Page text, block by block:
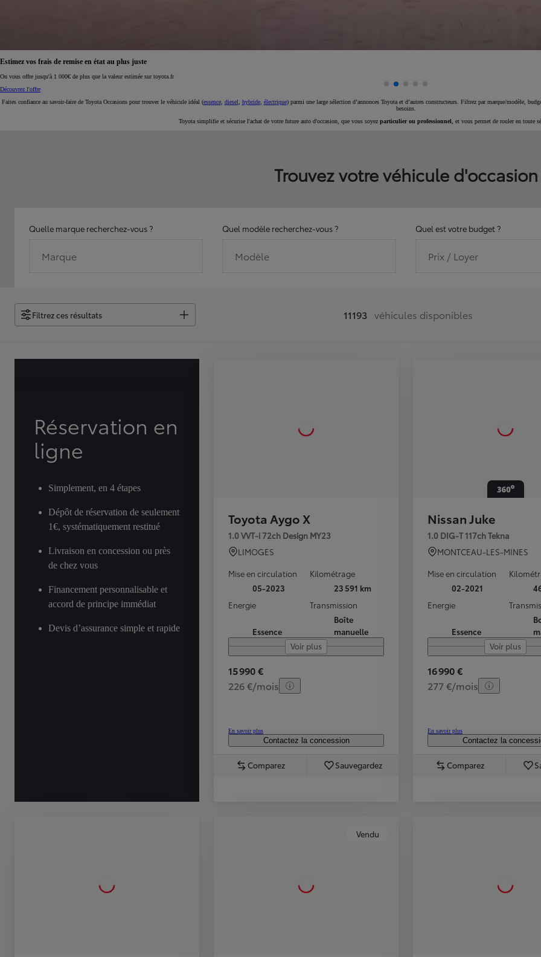
Estimez vos frais de remise en état au plus juste
On vous offre jusqu'à 1 000€ de plus que la valeur estimée sur toyota.fr
Découvrez l'offre
Faites confiance au savoir-faire de Toyota Occasions pour trouver le véhicule idéal (essence, diesel hybride, électrique) parmi une large sélection d’annonces Toyota et d’autres constructeurs. Filtrez par marque/modèle,
besoins.
Toyota simplifie et sécurise l'achat de votre future auto d'occasion, que vous soyez particulier ou professionnel , et vous permet de rouler en toute
Trouvez votre véhicule d'occasion
Quelle marque recherchez-vous ?
Marque
Quel modèle recherchez-vous ?
Modèle
Quel est votre budget ?
Prix / Loyer
Filtrez ces résultats 11193 véhicules disponibles
Réservation en
ligne
Simplement, en 4 étapes
Dépôt de réservation de seulement
1€, systématiquement restitué
Livraison en concession ou près
de chez vous
Financement personnalisable et
accord de principe immédiat
Devis d’assurance simple et rapide
Toyota Aygo X
1.0 VVT-i 72ch Design MY23
LIMOGES
Mise en circulation
05-2023
Kilométrage
23 591 km
Energie
Essence
Transmission
Boîte
manuelle
Voir plus
15 990 €
226 €/mois
En savoir plus
Contactez la concession
Comparez Sauvegardez
Nissan Juke
1.0 DIG-T 117ch Tekna
MONTCEAU-LES-MINES
Mise en circulation
02-2021
Energie
Essence
Voir plus
16 990 €
277 €/mois
En savoir plus
Contactez la
Comparez
Vendu